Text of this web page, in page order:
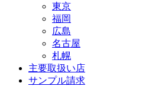
東京
福岡
広島
名古屋
札幌
主要取扱い店
サンプル請求